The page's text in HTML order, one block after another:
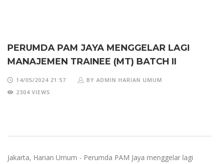
PERUMDA PAM JAYA MENGGELAR LAGI
MANAJEMEN TRAINEE (MT) BATCH II
14/05/2024 21:57
BY ADMIN HARIAN UMUM
2304 VIEWS
Jakarta, Harian Umum - Perumda PAM Jaya menggelar lagi